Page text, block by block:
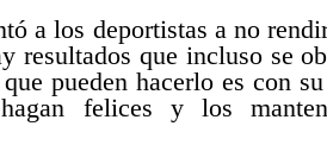
a los deportistas a no
resultados que incluso se
pueden hacerlo es con
hagan felices y los